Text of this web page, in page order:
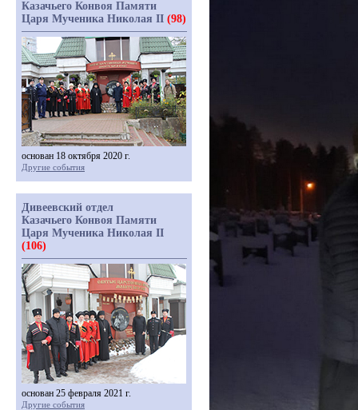
Казачьего Конвоя Памяти
Царя Мученика Николая II (98)
основан 18 октября 2020 г.
Другие события
Дивеевский отдел
Казачьего Конвоя Памяти
Царя Мученика Николая II
(106)
основан 25 февраля 2021 г.
Другие события